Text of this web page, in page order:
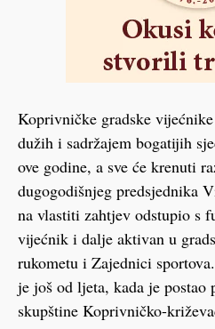
Koprivničke gradske
dužih i sadržajem bogatijih
ove godine, a sve će krenuti
dugogodišnjeg predsjednika
na vlastiti zahtjev odstupio s
vijećnik i dalje aktivan u
rukometu i Zajednici
je još od ljeta, kada je postao
skupštine Koprivničko-